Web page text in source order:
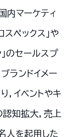
内マーケティ
スペックス」や
のセールスプ
ランドイメー
，イベントやキ
認知拡大，売上
人を起用した